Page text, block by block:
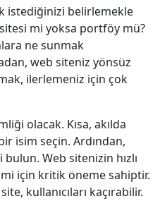
istediğinizi belirlemekle
mi yoksa portföy mü?
ne sunmak
web siteniz yönsüz
ilerlemeniz için çok
olacak. Kısa, akılda
bir isim seçin. Ardından,
Web sitenizin hızlı
için kritik öneme sahiptir.
kullanıcıları kaçırabilir.